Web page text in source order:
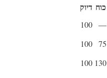
כוח דיוק
—
100
75
100
130
100